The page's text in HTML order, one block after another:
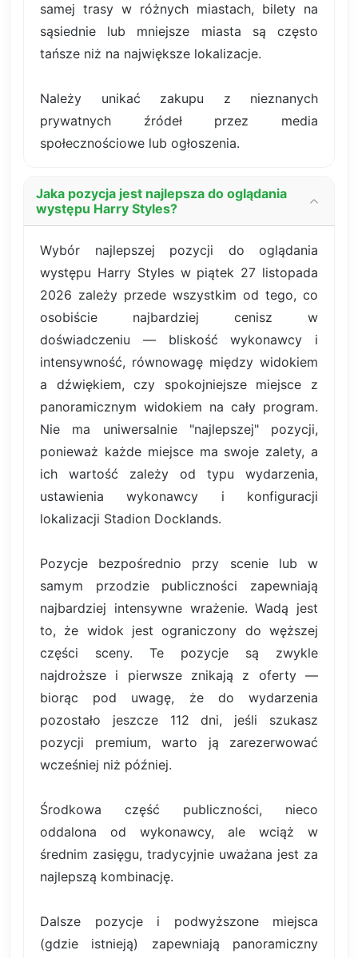
samej trasy w różnych miastach, bilety na
sąsiednie lub mniejsze miasta są często
tańsze niż na największe lokalizacje.
Należy unikać zakupu z nieznanych
prywatnych źródeł przez media
społecznościowe lub ogłoszenia.
Jaka pozycja jest najlepsza do oglądania
występu Harry Styles?
Wybór najlepszej pozycji do oglądania
występu Harry Styles w piątek 27 listopada
2026 zależy przede wszystkim od tego, co
osobiście najbardziej cenisz w
doświadczeniu — bliskość wykonawcy i
intensywność, równowagę między widokiem
a dźwiękiem, czy spokojniejsze miejsce z
panoramicznym widokiem na cały program.
Nie ma uniwersalnie "najlepszej" pozycji,
ponieważ każde miejsce ma swoje zalety, a
ich wartość zależy od typu wydarzenia,
ustawienia wykonawcy i konfiguracji
lokalizacji Stadion Docklands.
Pozycje bezpośrednio przy scenie lub w
samym przodzie publiczności zapewniają
najbardziej intensywne wrażenie. Wadą jest
to, że widok jest ograniczony do węższej
części sceny. Te pozycje są zwykle
najdroższe i pierwsze znikają z oferty —
biorąc pod uwagę, że do wydarzenia
pozostało jeszcze 112 dni, jeśli szukasz
pozycji premium, warto ją zarezerwować
wcześniej niż później.
Środkowa część publiczności, nieco
oddalona od wykonawcy, ale wciąż w
średnim zasięgu, tradycyjnie uważana jest za
najlepszą kombinację.
Dalsze pozycje i podwyższone miejsca
(gdzie istnieją) zapewniają panoramiczny